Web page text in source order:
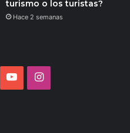
turismo o los turistas?
Hace 2 semanas
YouTubeInstagram